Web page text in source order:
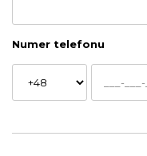
Numer telefonu